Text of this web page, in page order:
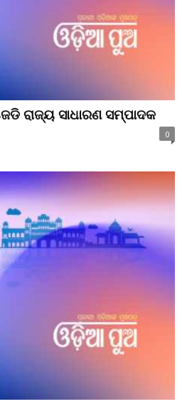
ରାଜ୍ୟ ସାଧାରଣ ସମ୍ପାଦକ
0